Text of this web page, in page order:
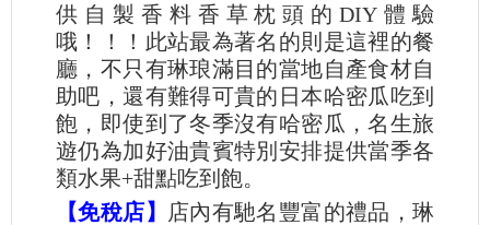
供自製香料香草枕頭的DIY體驗
哦！！！此站最為著名的則是這裡的餐
廳，不只有琳琅滿目的當地自產食材自
助吧，還有難得可貴的日本哈密瓜吃到
飽，即使到了冬季沒有哈密瓜，名生旅
遊仍為加好油貴賓特別安排提供當季各
類水果+甜點吃到飽。
【免稅店】
店內有馳名豐富的禮品，琳